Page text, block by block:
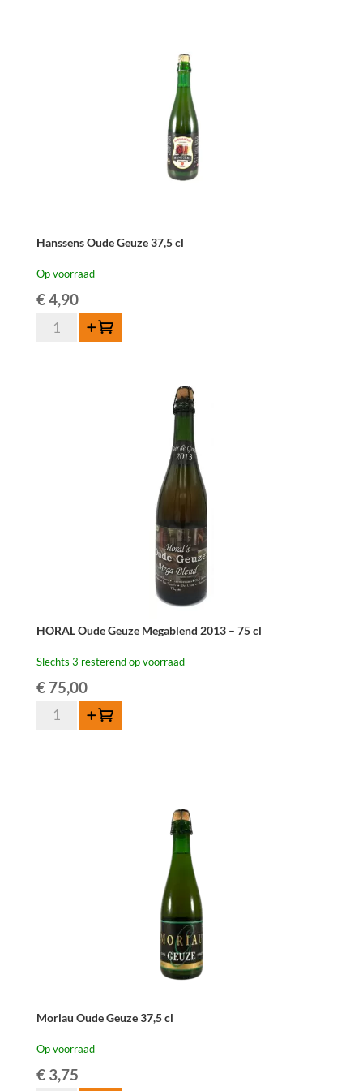
Hanssens Oude Geuze 37,5 cl
Op voorraad
€4,90
Hanssens
Toevoegen
HORAL Oude Geuze Megablend 2013 – 75 cl
Slechts 3 resterend op voorraad
€75,00
HORAL
Toevoegen
Moriau Oude Geuze 37,5 cl
Op voorraad
€3,75